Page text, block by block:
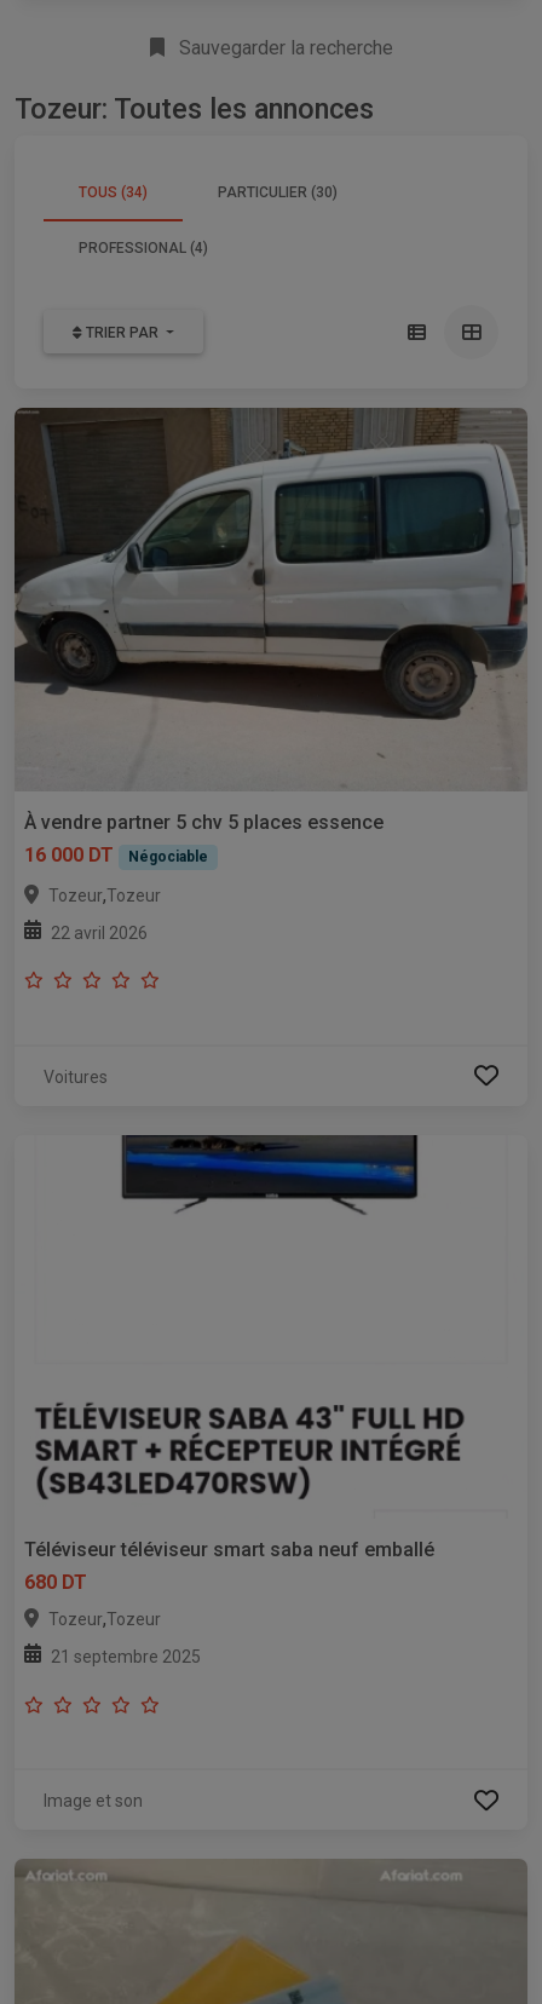
Sauvegarder la recherche
Tozeur: Toutes les annonces
TOUS (34) PARTICULIER (30)
PROFESSIONAL (4)
TRIER PAR
À vendre partner 5 chv 5 places essence
16 000 DT
Négociable
Tozeur,Tozeur
22 avril 2026
Voitures
Téléviseur téléviseur smart saba neuf emballé
680 DT
Tozeur,Tozeur
21 septembre 2025
Image et son